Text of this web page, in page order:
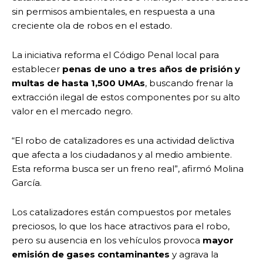
sin permisos ambientales, en respuesta a una
creciente ola de robos en el estado.
La iniciativa reforma el Código Penal local para
establecer penas de uno a tres años de prisión y
multas de hasta 1,500 UMAs, buscando frenar la
extracción ilegal de estos componentes por su alto
valor en el mercado negro.
“El robo de catalizadores es una actividad delictiva
que afecta a los ciudadanos y al medio ambiente.
Esta reforma busca ser un freno real”, afirmó Molina
García.
Los catalizadores están compuestos por metales
preciosos, lo que los hace atractivos para el robo,
pero su ausencia en los vehículos provoca mayor
emisión de gases contaminantes y agrava la